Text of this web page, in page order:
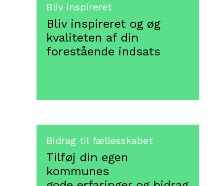
Bliv inspireret og øg
kvaliteten af din
forestående indsats
Bliv inspireret
Bliv inspireret og øg
kvaliteten af din
forestående indsats
Bidrag til fællesskabet
Tilføj din egen
kommunes